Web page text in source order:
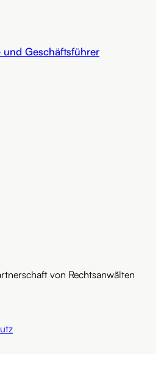
und Geschäftsführer
von Rechtsanwälten